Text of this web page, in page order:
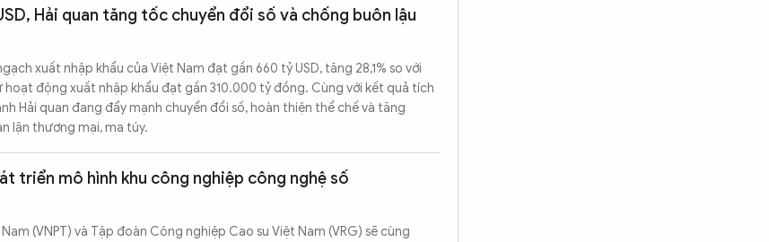
Hải quan tăng tốc chuyển đổi số và chống buôn lậu
xuất nhập khẩu của Việt Nam đạt gần 660 tỷ USD, tăng 28,1% so với
động xuất nhập khẩu đạt gần 310.000 tỷ đồng. Cùng với kết quả tích
Hải quan đang đẩy mạnh chuyển đổi số, hoàn thiện thể chế và tăng
lận thương mại, ma túy.
triển mô hình khu công nghiệp công nghệ số
(VNPT) và Tập đoàn Công nghiệp Cao su Việt Nam (VRG) sẽ cùng